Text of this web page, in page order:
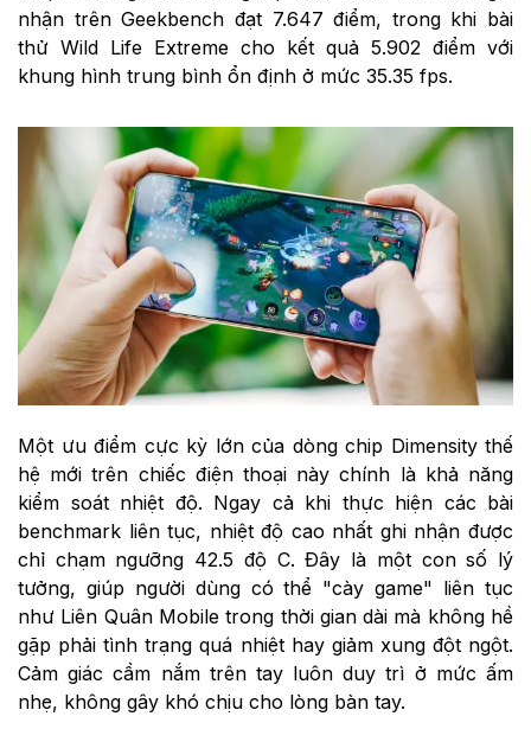
nhận trên Geekbench đạt 7.647 điểm, trong khi bài
thử Wild Life Extreme cho kết quả 5.902 điểm với
khung hình trung bình ổn định ở mức 35.35 fps.
Một ưu điểm cực kỳ lớn của dòng chip Dimensity thế
hệ mới trên chiếc điện thoại này chính là khả năng
kiểm soát nhiệt độ. Ngay cả khi thực hiện các bài
benchmark liên tục, nhiệt độ cao nhất ghi nhận được
chỉ chạm ngưỡng 42.5 độ C. Đây là một con số lý
tưởng, giúp người dùng có thể "cày game" liên tục
như Liên Quân Mobile trong thời gian dài mà không hề
gặp phải tình trạng quá nhiệt hay giảm xung đột ngột.
Cảm giác cầm nắm trên tay luôn duy trì ở mức ấm
nhẹ, không gây khó chịu cho lòng bàn tay.